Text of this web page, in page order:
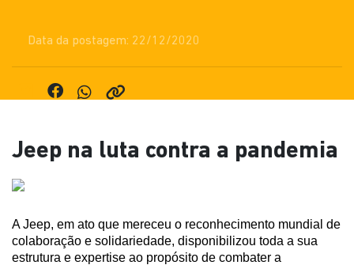
Data da postagem: 22/12/2020
Jeep na luta contra a pandemia
A Jeep, em ato que mereceu o reconhecimento mundial de
colaboração e solidariedade, disponibilizou toda a sua
estrutura e expertise ao propósito de combater a